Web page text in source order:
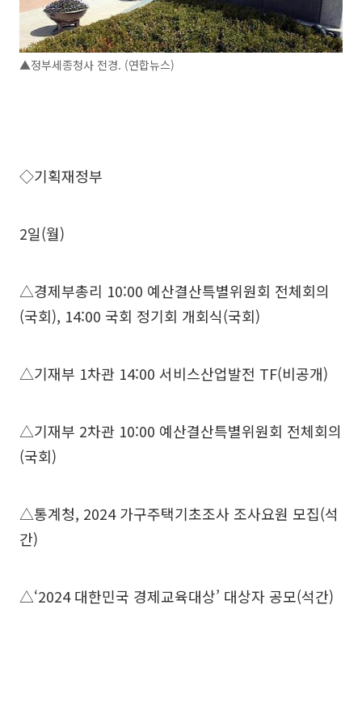
▲정부세종청사 전경. (연합뉴스)
◇기획재정부
2일(월)
△경제부총리 10:00 예산결산특별위원회 전체회의
(국회), 14:00 국회 정기회 개회식(국회)
△기재부 1차관 14:00 서비스산업발전 TF(비공개)
△기재부 2차관 10:00 예산결산특별위원회 전체회의
(국회)
△통계청, 2024 가구주택기초조사 조사요원 모집(석
간)
△‘2024 대한민국 경제교육대상’ 대상자 공모(석간)